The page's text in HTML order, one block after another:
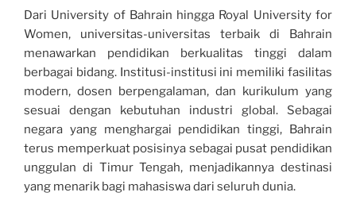
Dari University of Bahrain hingga Royal University for
Women, universitas-universitas terbaik di Bahrain
menawarkan pendidikan berkualitas tinggi dalam
berbagai bidang. Institusi-institusi ini memiliki fasilitas
modern, dosen berpengalaman, dan kurikulum yang
sesuai dengan kebutuhan industri global. Sebagai
negara yang menghargai pendidikan tinggi, Bahrain
terus memperkuat posisinya sebagai pusat pendidikan
unggulan di Timur Tengah, menjadikannya destinasi
yang menarik bagi mahasiswa dari seluruh dunia.